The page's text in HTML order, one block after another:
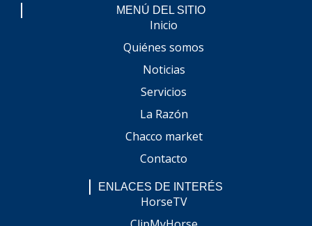
MENÚ DEL SITIO
Inicio
Quiénes somos
Noticias
Servicios
La Razón
Chacco market
Contacto
ENLACES DE INTERÉS
HorseTV